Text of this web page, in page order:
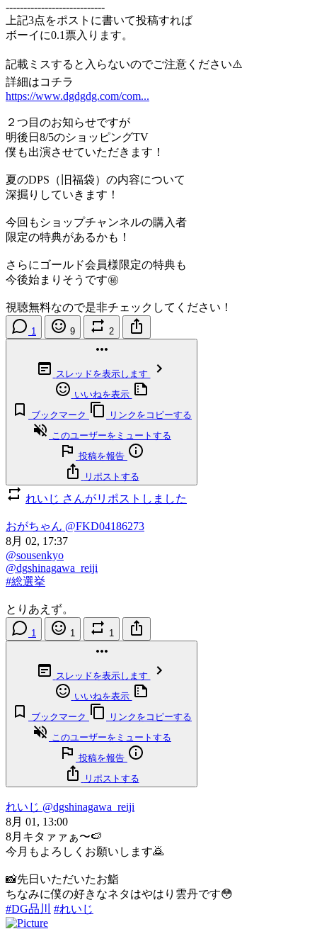
----------------------------
上記3点をポストに書いて投稿すれば
ボーイに0.1票入ります。
記載ミスすると入らないのでご注意ください⚠️
詳細はコチラ
https://www.dgdgdg.com/com...
２つ目のお知らせですが
明後日8/5のショッピングTV
僕も出演させていただきます！
夏のDPS（旧福袋）の内容について
深掘りしていきます！
今回もショップチャンネルの購入者
限定の特典があるかも！
さらにゴールド会員様限定の特典も
今後始まりそうです㊙️
視聴無料なので是非チェックしてください！
1 9 2
スレッドを表示します
いいねを表示
ブックマーク
リンクをコピーする
このユーザーをミュートする
投稿を報告
リポストする
れいじ さんがリポストしました
おがちゃん @FKD04186273
8月 02, 17:37
@sousenkyo
@dgshinagawa_reiji
#総選挙
とりあえず。
1 1 1
スレッドを表示します
いいねを表示
ブックマーク
リンクをコピーする
このユーザーをミュートする
投稿を報告
リポストする
れいじ @dgshinagawa_reiji
8月 01, 13:00
8月キタァァぁ〜🍉
今月もよろしくお願いします🙇
📸先日いただいたお鮨
ちなみに僕の好きなネタはやはり雲丹です😳
#DG品川
#れいじ